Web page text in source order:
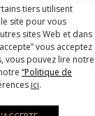
tiers utilisent
site pour vous
sites Web et dans
vous acceptez
vous pouvez lire notre
“Politique de
ici.